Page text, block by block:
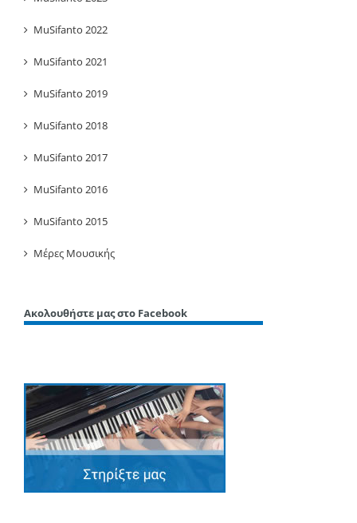
MuSifanto 2022
MuSifanto 2021
MuSifanto 2019
MuSifanto 2018
MuSifanto 2017
MuSifanto 2016
MuSifanto 2015
Μέρες Μουσικής
Ακολουθήστε μας στο Facebook